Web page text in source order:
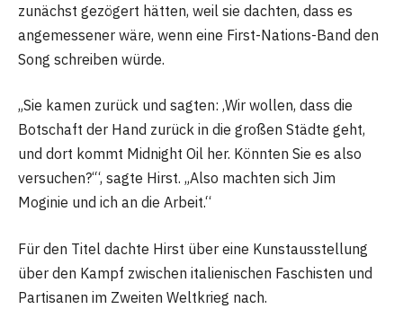
zunächst gezögert hätten, weil sie dachten, dass es
angemessener wäre, wenn eine First-Nations-Band den
Song schreiben würde.
„Sie kamen zurück und sagten: ‚Wir wollen, dass die
Botschaft der Hand zurück in die großen Städte geht,
und dort kommt Midnight Oil her. Könnten Sie es also
versuchen?‘“, sagte Hirst. „Also machten sich Jim
Moginie und ich an die Arbeit.“
Für den Titel dachte Hirst über eine Kunstausstellung
über den Kampf zwischen italienischen Faschisten und
Partisanen im Zweiten Weltkrieg nach.